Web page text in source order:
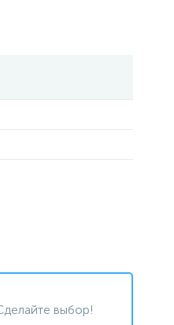
выбор!